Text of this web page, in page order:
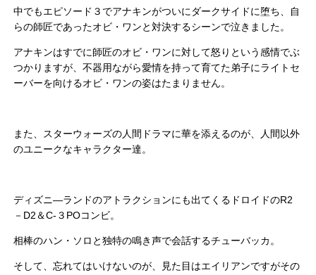
中でもエピソード３でアナキンがついにダークサイドに堕ち、自
らの師匠であったオビ・ワンと対決するシーンで泣きました。
アナキンはすでに師匠のオビ・ワンに対して怒りという感情でぶ
つかりますが、不器用ながら愛情を持って育てた弟子にライトセ
ーバーを向けるオビ・ワンの姿はたまりません。
また、スターウォーズの人間ドラマに華を添えるのが、人間以外
のユニークなキャラクター達。
ディズニ―ランドのアトラクションにも出てくるドロイドのR2
－D2＆C-３POコンビ。
相棒のハン・ソロと独特の鳴き声で会話するチューバッカ。
そして、忘れてはいけないのが、見た目はエイリアンですがその